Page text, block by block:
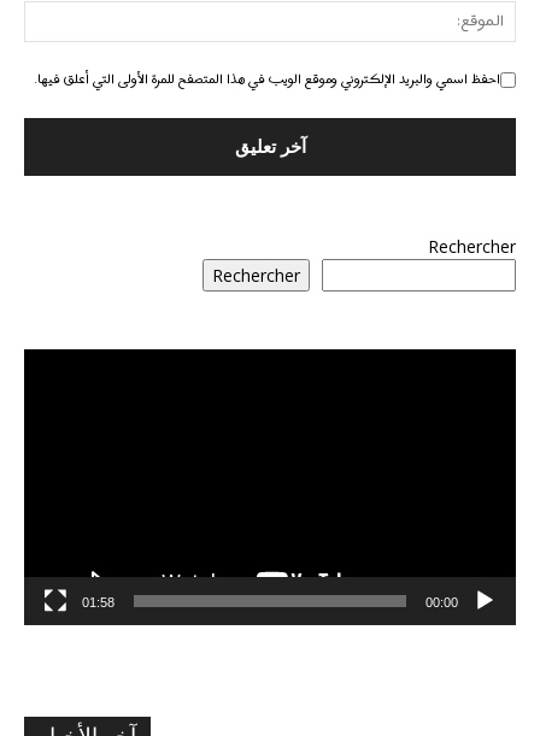
احفظ اسمي والبريد الإلكتروني وموقع الويب في هذا المتصفح للمرة الأولى التي أعلق فيها.
Rechercher
Rechercher
00:00
01:58